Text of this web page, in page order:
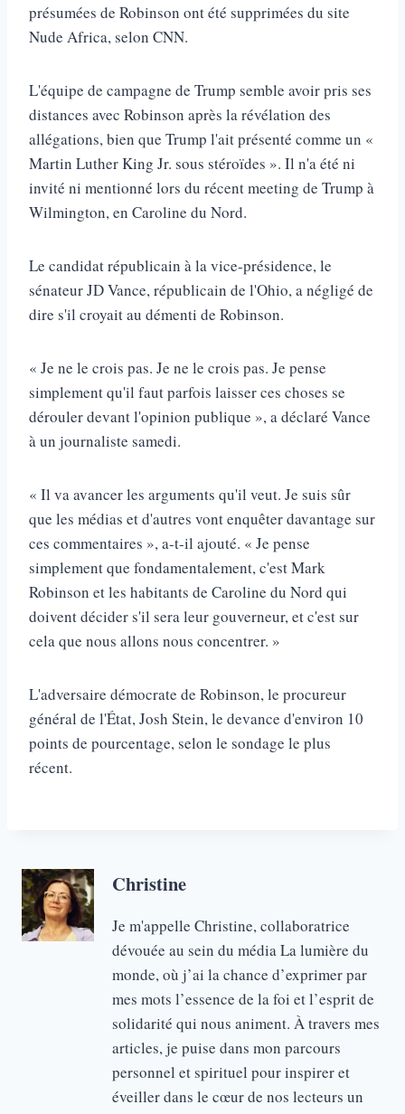
présumées de Robinson ont été supprimées du site
Nude Africa, selon CNN.
L'équipe de campagne de Trump semble avoir pris ses
distances avec Robinson après la révélation des
allégations, bien que Trump l'ait présenté comme un «
Martin Luther King Jr. sous stéroïdes ». Il n'a été ni
invité ni mentionné lors du récent meeting de Trump à
Wilmington, en Caroline du Nord.
Le candidat républicain à la vice-présidence, le
sénateur JD Vance, républicain de l'Ohio, a négligé de
dire s'il croyait au démenti de Robinson.
« Je ne le crois pas. Je ne le crois pas. Je pense
simplement qu'il faut parfois laisser ces choses se
dérouler devant l'opinion publique », a déclaré Vance
à un journaliste samedi.
« Il va avancer les arguments qu'il veut. Je suis sûr
que les médias et d'autres vont enquêter davantage sur
ces commentaires », a-t-il ajouté. « Je pense
simplement que fondamentalement, c'est Mark
Robinson et les habitants de Caroline du Nord qui
doivent décider s'il sera leur gouverneur, et c'est sur
cela que nous allons nous concentrer. »
L'adversaire démocrate de Robinson, le procureur
général de l'État, Josh Stein, le devance d'environ 10
points de pourcentage, selon le sondage le plus
récent.
Christine
Je m'appelle Christine, collaboratrice
dévouée au sein du média La lumière du
monde, où j’ai la chance d’exprimer par
mes mots l’essence de la foi et l’esprit de
solidarité qui nous animent. À travers mes
articles, je puise dans mon parcours
personnel et spirituel pour inspirer et
éveiller dans le cœur de nos lecteurs un